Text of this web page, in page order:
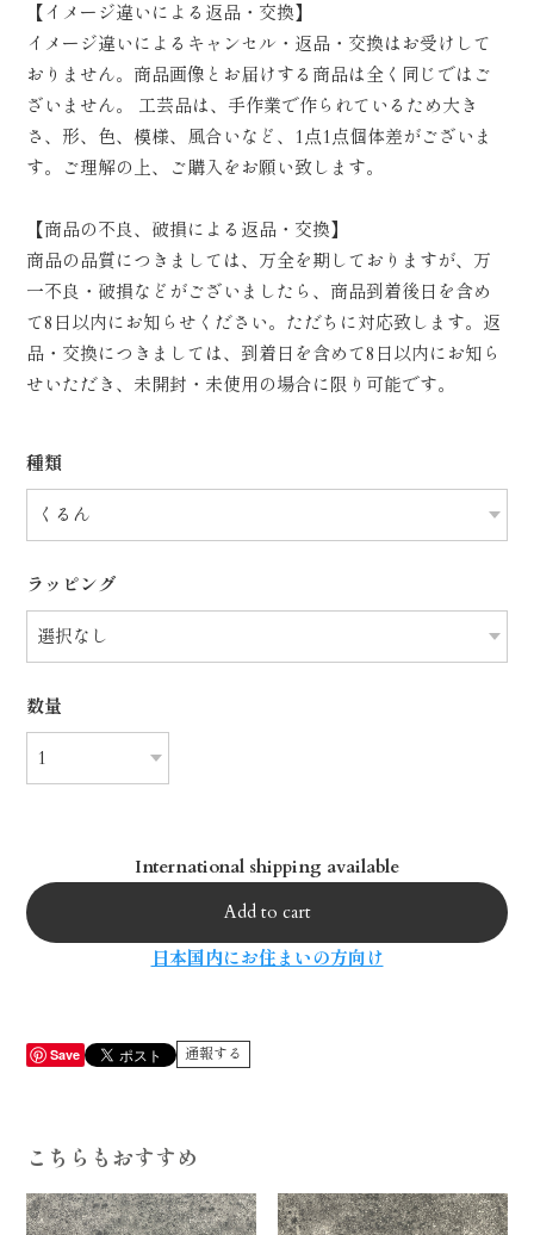
【イメージ違いによる返品・交換】
イメージ違いによるキャンセル・返品・交換はお受けして
おりません。商品画像とお届けする商品は全く同じではご
ざいません。 工芸品は、手作業で作られているため大き
さ、形、色、模様、風合いなど、1点1点個体差がございま
す。ご理解の上、ご購入をお願い致します。
【商品の不良、破損による返品・交換】
商品の品質につきましては、万全を期しておりますが、万
一不良・破損などがございましたら、商品到着後日を含め
て8日以内にお知らせください。ただちに対応致します。返
品・交換につきましては、到着日を含めて8日以内にお知ら
せいただき、未開封・未使用の場合に限り可能です。
種類
ラッピング
数量
International shipping available
Add to cart
日本国内にお住まいの方向け
Save 通報する
こちらもおすすめ